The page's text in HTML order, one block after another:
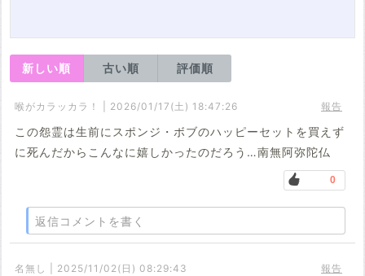
新しい順 古い順 評価順
喉がカラッカラ！ | 2026/01/17(土) 18:47:26 報告
この怨霊は生前にスポンジ・ボブのハッピーセットを買えず
に死んだからこんなに嬉しかったのだろう…南無阿弥陀仏
0
返信コメントを書く
名無し | 2025/11/02(日) 08:29:43 報告